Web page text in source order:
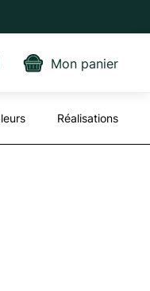
Mon panier
Réalisations